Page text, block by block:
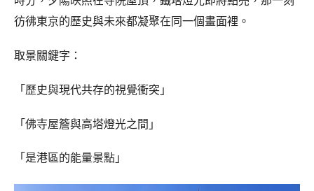
彷彿東京的歷史與未來都凝聚在同一個畫面裡。
取景關鍵字：
「歷史與現代共存的視覺衝突」
「佛寺屋簷與高塔燈光之間」
「是港區的能量景點」